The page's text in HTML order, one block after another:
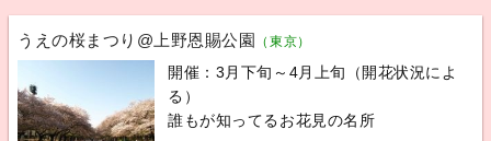
うえの桜まつり@上野恩賜公園 （東京）
開催：3月下旬～4月上旬（開花状況によ
る）
誰もが知ってるお花見の名所